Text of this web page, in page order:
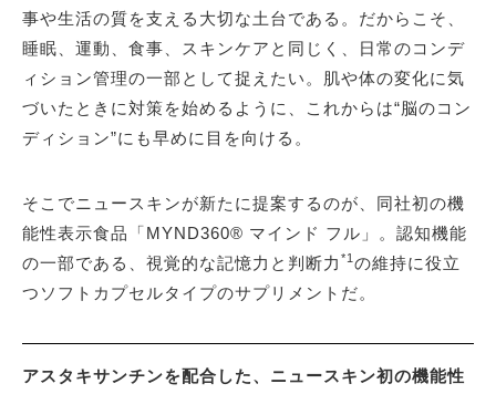
事や生活の質を支える大切な土台である。だからこそ、
睡眠、運動、食事、スキンケアと同じく、日常のコンデ
ィション管理の一部として捉えたい。肌や体の変化に気
づいたときに対策を始めるように、これからは“脳のコン
ディション”にも早めに目を向ける。
そこでニュースキンが新たに提案するのが、同社初の機
能性表示食品「MYND360® マインド フル」。認知機能
の一部である、視覚的な記憶力と判断力 *1 の維持に役立
つソフトカプセルタイプのサプリメントだ。
アスタキサンチンを配合した、ニュースキン初の機能性